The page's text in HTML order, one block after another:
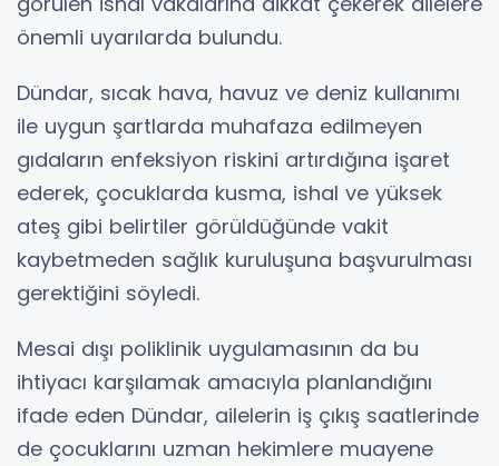
önemli uyarılarda bulundu.
Dündar, sıcak hava, havuz ve deniz kullanımı
ile uygun şartlarda muhafaza edilmeyen
gıdaların enfeksiyon riskini artırdığına işaret
ederek, çocuklarda kusma, ishal ve yüksek
ateş gibi belirtiler görüldüğünde vakit
kaybetmeden sağlık kuruluşuna başvurulması
gerektiğini söyledi.
Mesai dışı poliklinik uygulamasının da bu
ihtiyacı karşılamak amacıyla planlandığını
ifade eden Dündar, ailelerin iş çıkış saatlerinde
de çocuklarını uzman hekimlere muayene